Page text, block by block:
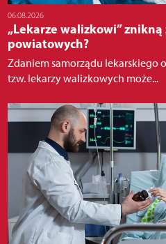
06.08.2026
„Lekarze walizkowi”
powiatowych?
Zdaniem samorządu lekarskiego
tzw. lekarzy walizkowych może...